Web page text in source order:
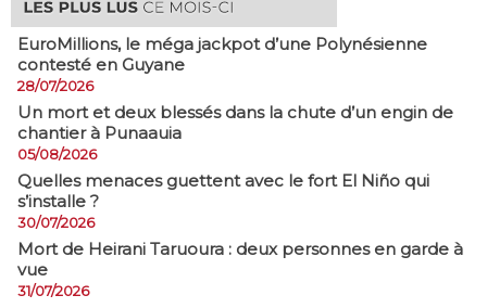
EuroMillions, ​le méga jackpot d’une Polynésienne
contesté en Guyane
28/07/2026
​Un mort et deux blessés dans la chute d’un engin de
chantier à Punaauia
05/08/2026
Quelles menaces guettent avec le fort El Niño qui
s’installe ?
30/07/2026
Mort de Heirani Taruoura : deux personnes en garde à
vue
31/07/2026